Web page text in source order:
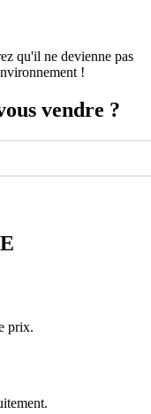
qu'il ne devienne pas
!
vendre ?
prix.